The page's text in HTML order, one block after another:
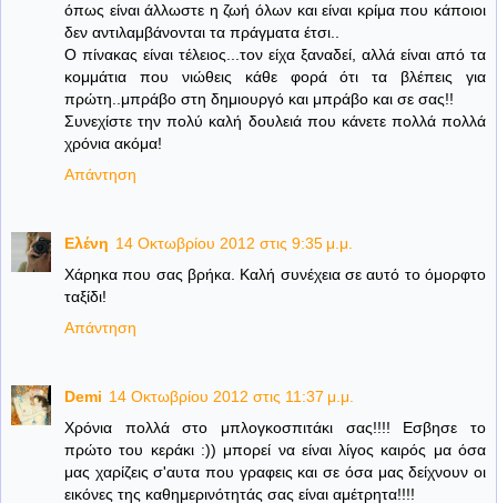
όπως είναι άλλωστε η ζωή όλων και είναι κρίμα που κάποιοι
δεν αντιλαμβάνονται τα πράγματα έτσι..
Ο πίνακας είναι τέλειος...τον είχα ξαναδεί, αλλά είναι από τα
κομμάτια που νιώθεις κάθε φορά ότι τα βλέπεις για
πρώτη..μπράβο στη δημιουργό και μπράβο και σε σας!!
Συνεχίστε την πολύ καλή δουλειά που κάνετε πολλά πολλά
χρόνια ακόμα!
Απάντηση
Ελένη 14 Οκτωβρίου 2012 στις 9:35 μ.μ.
Χάρηκα που σας βρήκα. Καλή συνέχεια σε αυτό το όμορφτο
ταξίδι!
Απάντηση
Demi 14 Οκτωβρίου 2012 στις 11:37 μ.μ.
Xρόνια πολλά στο μπλογκοσπιτάκι σας!!!! Εσβησε το
πρώτο του κεράκι :)) μπορεί να είναι λίγος καιρός μα όσα
μας χαρίζεις σ'αυτα που γραφεις και σε όσα μας δείχνουν οι
εικόνες της καθημερινότητάς σας είναι αμέτρητα!!!!